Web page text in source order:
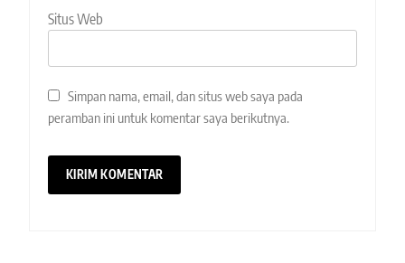
Situs Web
Simpan nama, email, dan situs web saya pada
peramban ini untuk komentar saya berikutnya.